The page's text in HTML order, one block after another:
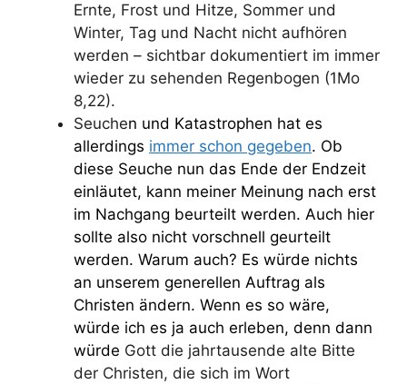
Ernte, Frost und Hitze, Sommer und
Winter, Tag und Nacht nicht aufhören
werden – sichtbar dokumentiert im immer
wieder zu sehenden Regenbogen (1Mo
8,22).
Seuchen und Katastrophen hat es
allerdings immer schon gegeben. Ob
diese Seuche nun das Ende der Endzeit
einläutet, kann meiner Meinung nach erst
im Nachgang beurteilt werden. Auch hier
sollte also nicht vorschnell geurteilt
werden. Warum auch? Es würde nichts
an unserem generellen Auftrag als
Christen ändern. Wenn es so wäre,
würde ich es ja auch erleben, denn dann
würde Gott die jahrtausende alte Bitte
der Christen, die sich im Wort